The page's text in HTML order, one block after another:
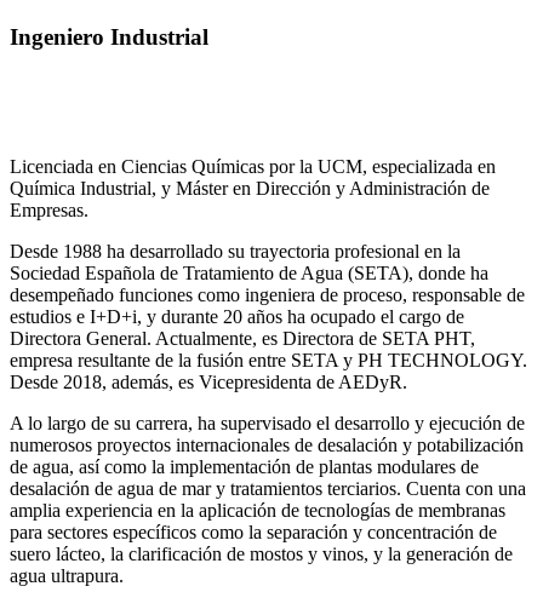
Ingeniero Industrial
Licenciada en Ciencias Químicas por la UCM, especializada en
Química Industrial, y Máster en Dirección y Administración de
Empresas.
Desde 1988 ha desarrollado su trayectoria profesional en la
Sociedad Española de Tratamiento de Agua (SETA), donde ha
desempeñado funciones como ingeniera de proceso, responsable de
estudios e I+D+i, y durante 20 años ha ocupado el cargo de
Directora General. Actualmente, es Directora de SETA PHT,
empresa resultante de la fusión entre SETA y PH TECHNOLOGY.
Desde 2018, además, es Vicepresidenta de AEDyR.
A lo largo de su carrera, ha supervisado el desarrollo y ejecución de
numerosos proyectos internacionales de desalación y potabilización
de agua, así como la implementación de plantas modulares de
desalación de agua de mar y tratamientos terciarios. Cuenta con una
amplia experiencia en la aplicación de tecnologías de membranas
para sectores específicos como la separación y concentración de
suero lácteo, la clarificación de mostos y vinos, y la generación de
agua ultrapura.